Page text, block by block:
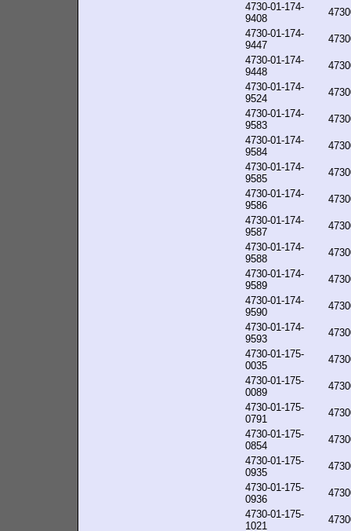
4730-01-174-
9408
4730-01-174-
9447
4730-01-174-
9448
4730-01-174-
9524
4730-01-174-
9583
4730-01-174-
9584
4730-01-174-
9585
4730-01-174-
9586
4730-01-174-
9587
4730-01-174-
9588
4730-01-174-
9589
4730-01-174-
9590
4730-01-174-
9593
4730-01-175-
0035
4730-01-175-
0089
4730-01-175-
0791
4730-01-175-
0854
4730-01-175-
0935
4730-01-175-
0936
4730-01-175-
1021